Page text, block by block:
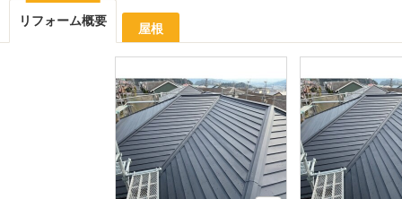
リフォーム概要
屋根